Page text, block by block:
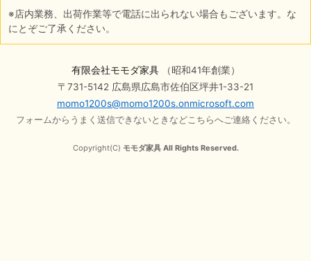
※店内業務、出荷作業等で電話に出られない場合もございます。な
にとぞご了承ください。
有限会社モモダ家具（昭和41年創業）
〒731-5142 広島県広島市佐伯区坪井1-33-21
momo1200s@momo1200s.onmicrosoft.com
フォームからうまく送信できないときなどこちらへご連絡ください。
Copyright(C) モモダ家具 All Rights Reserved.